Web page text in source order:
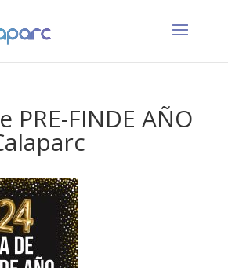
PRE-FINDE AÑO